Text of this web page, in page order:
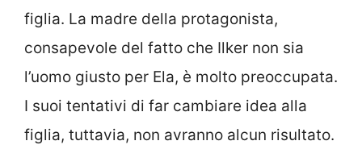
figlia. La madre della protagonista,
consapevole del fatto che Ilker non sia
l’uomo giusto per Ela, è molto preoccupata.
I suoi tentativi di far cambiare idea alla
figlia, tuttavia, non avranno alcun risultato.